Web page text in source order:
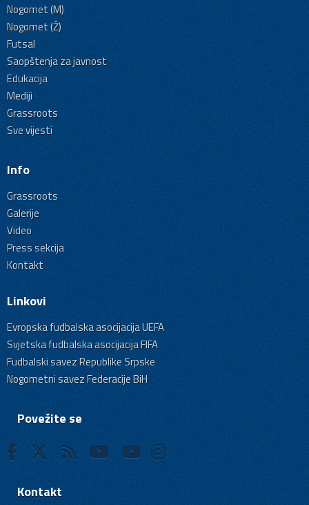
Nogomet (M)
Nogomet (Ž)
Futsal
Saopštenja za javnost
Edukacija
Mediji
Grassroots
Sve vijesti
Info
Grassroots
Galerije
Video
Press sekcija
Kontakt
Linkovi
Evropska fudbalska asocijacija UEFA
Svjetska fudbalska asocijacija FIFA
Fudbalski savez Republike Srpske
Nogometni savez Federacije BiH
Povežite se
Kontakt